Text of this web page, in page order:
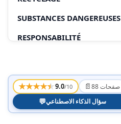
SUBSTANCES DANGEREUSES
RESPONSABILITÉ
★★★★★9.0/10 📄 88 صفحات
💬سؤال الذكاء الاصطناعي